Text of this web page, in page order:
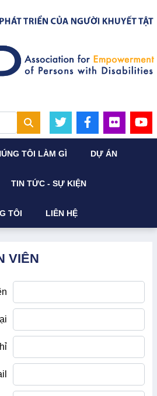
TÔI LÀM GÌ DỰ ÁN
TIN TỨC - SỰ KIỆN
TÔI LIÊN HỆ
VIÊN